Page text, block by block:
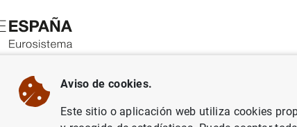
Sobre el Banco Áreas de actuación
Noticias y eventos Noticias del Banco Central Europeo
Aviso de cookies.
Este sitio o aplicación web utiliza cookies